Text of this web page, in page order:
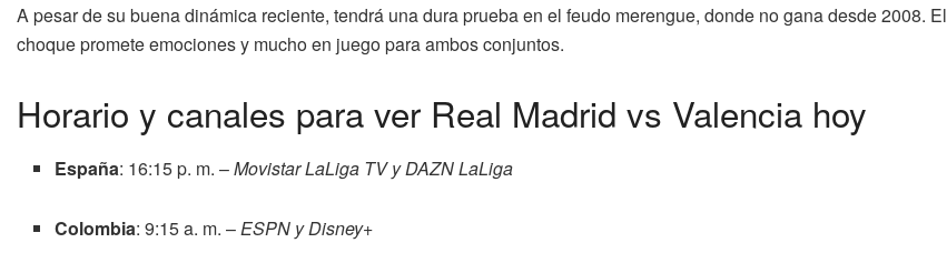
A pesar de su buena dinámica reciente, tendrá una dura prueba en el feudo merengue, donde no gana desde 2008. El
choque promete emociones y mucho en juego para ambos conjuntos.
Horario y canales para ver Real Madrid vs Valencia hoy
España: 16:15 p. m. –Movistar LaLiga TV y DAZN LaLiga
Colombia: 9:15 a. m. – ESPN y Disney+